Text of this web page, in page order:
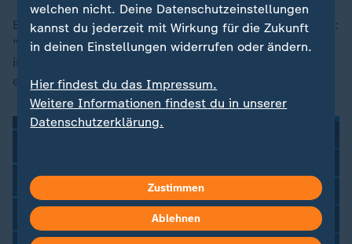
Es schien, als wolle Linnemann der SPD Druck machen:
"Wir wollen gerne am Donnerstag in die erste Lesung
in den Bundestag." Er gehe davon aus, "dass man sich
einigt".
welchen nicht. Deine Datenschutzeinstellungen
kannst du jederzeit mit Wirkung für die Zukunft
in deinen Einstellungen widerrufen oder ändern.
Hier findest du das Impressum.
Weitere Informationen findest du in unserer
Datenschutzerklärung.
Zustimmen
Ablehnen